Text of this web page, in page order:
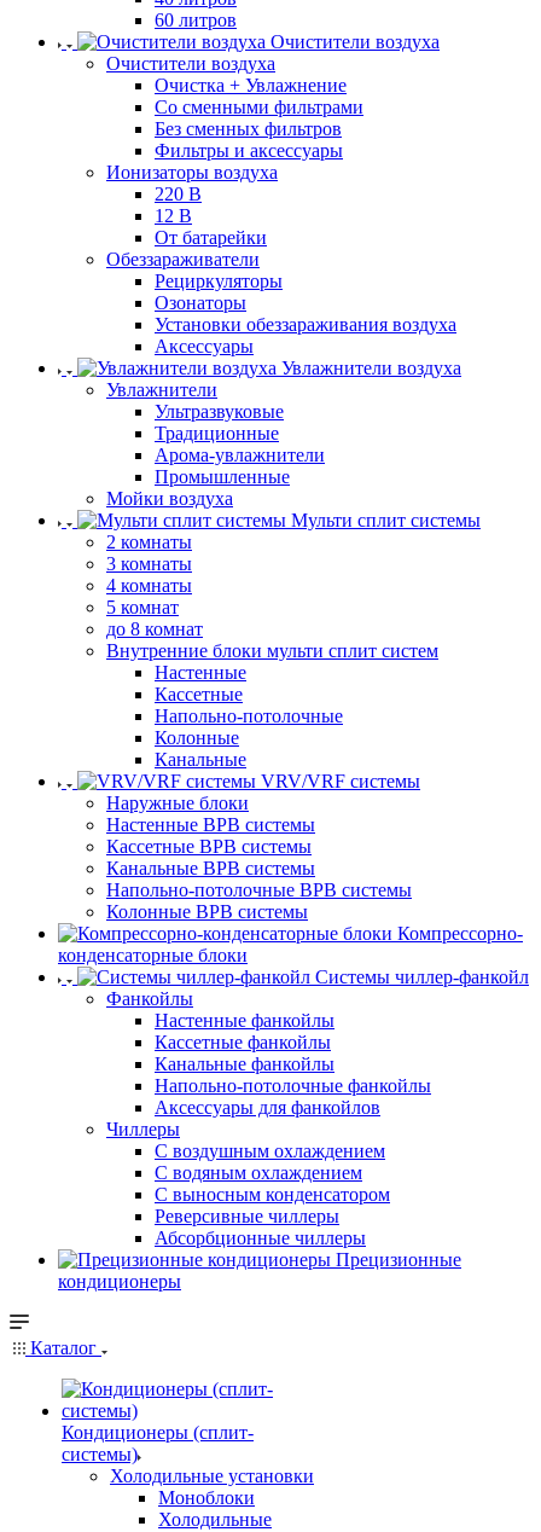
60 литров
Очистители воздуха
Очистители воздуха
Очистка + Увлажнение
Cо сменными фильтрами
Без сменных фильтров
Фильтры и аксессуары
Ионизаторы воздуха
220 В
12 В
От батарейки
Обеззараживатели
Рециркуляторы
Озонаторы
Установки обеззараживания воздуха
Аксессуары
Увлажнители воздуха
Увлажнители
Ультразвуковые
Традиционные
Арома-увлажнители
Промышленные
Мойки воздуха
Мульти сплит системы
2 комнаты
3 комнаты
4 комнаты
5 комнат
до 8 комнат
Внутренние блоки мульти сплит систем
Настенные
Кассетные
Напольно-потолочные
Колонные
Канальные
VRV/VRF системы
Наружные блоки
Настенные ВРВ системы
Кассетные ВРВ системы
Канальные ВРВ системы
Напольно-потолочные ВРВ системы
Колонные ВРВ системы
Компрессорно-
конденсаторные блоки
Системы чиллер-фанкойл
Фанкойлы
Настенные фанкойлы
Кассетные фанкойлы
Канальные фанкойлы
Напольно-потолочные фанкойлы
Аксессуары для фанкойлов
Чиллеры
С воздушным охлаждением
С водяным охлаждением
С выносным конденсатором
Реверсивные чиллеры
Абсорбционные чиллеры
Прецизионные
кондиционеры
Каталог
Кондиционеры (сплит-
системы)
Холодильные установки
Моноблоки
Холодильные